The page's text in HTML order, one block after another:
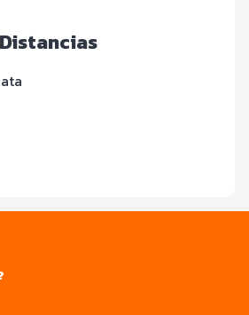
Distancias